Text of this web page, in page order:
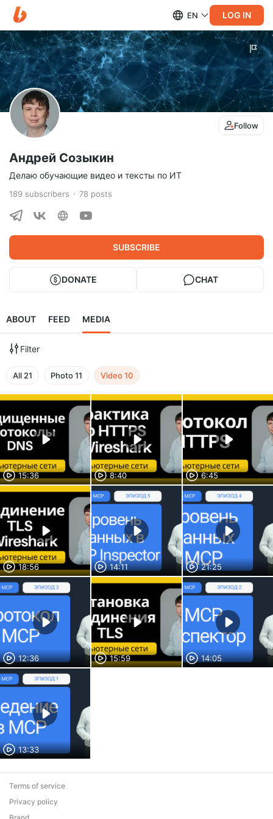
EN LOG IN
Follow
Андрей Созыкин
Делаю обучающие видео и тексты по ИТ
189 subscribers 78 posts
SUBSCRIBE
DONATE CHAT
ABOUT FEED MEDIA
Filter
All 21 Photo11 Video10
15:36 8:40 6:45
18:56 14:11 21:25
12:36 15:59 14:05
13:33
Terms of service
Privacy policy